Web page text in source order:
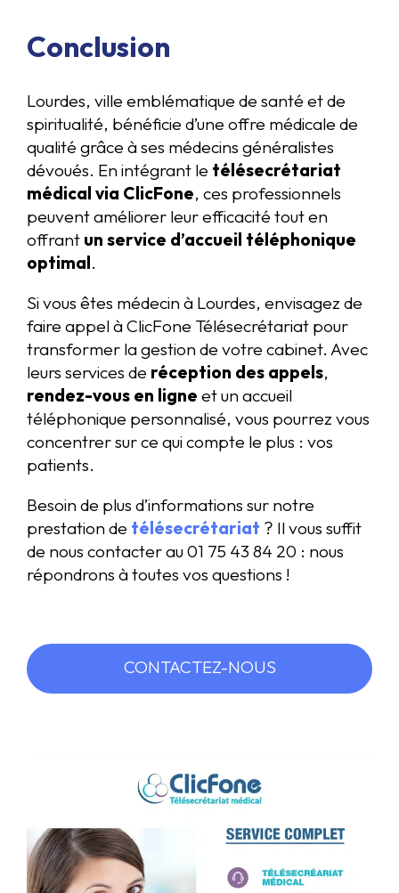
Conclusion
Lourdes, ville emblématique de santé et de
spiritualité, bénéficie d’une offre médicale de
qualité grâce à ses médecins généralistes
dévoués. En intégrant le télésecrétariat
médical via ClicFone, ces professionnels
peuvent améliorer leur efficacité tout en
offrant un service d’accueil téléphonique
optimal.
Si vous êtes médecin à Lourdes, envisagez de
faire appel à ClicFone Télésecrétariat pour
transformer la gestion de votre cabinet. Avec
leurs services de réception des appels,
rendez-vous en ligne et un accueil
téléphonique personnalisé, vous pourrez vous
concentrer sur ce qui compte le plus : vos
patients.
Besoin de plus d’informations sur notre
prestation de télésecrétariat ? Il vous suffit
de nous contacter au 01 75 43 84 20 : nous
répondrons à toutes vos questions !
CONTACTEZ-NOUS